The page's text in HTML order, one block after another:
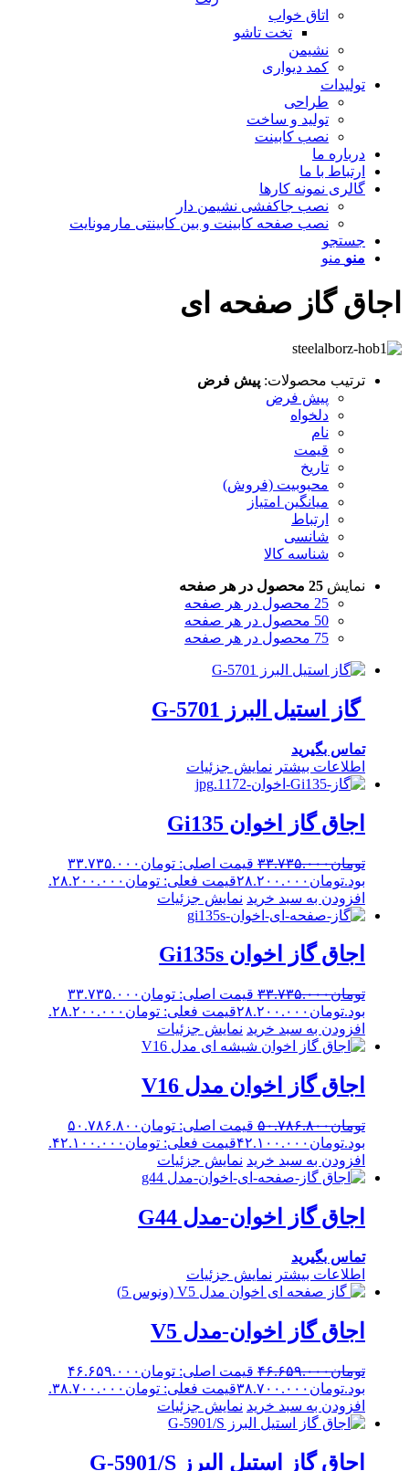
اتاق خواب
تخت تاشو
نشیمن
کمد دیواری
تولیدات
طراحی
تولید و ساخت
نصب کابینت
درباره ما
ارتباط با ما
گالری نمونه کارها
نصب جاکفشی نشیمن دار
نصب صفحه کابینت و بین کابینتی مارمونایت
جستجو
منو
منو
گاز صفحه ای
ترتیب محصولات:پیش فرض
پیش فرض
دلخواه
نام
قیمت
تاریخ
محبوبیت (فروش)
میانگین امتیاز
ارتباط
شانسی
شناسه کالا
نمایش25 محصول در هر صفحه
25 محصول در هر صفحه
50 محصول در هر صفحه
75 محصول در هر صفحه
گاز استیل البرز G-5701
تماس بگیرید
اطلاعات بیشتر نمایش جزئیات
اجاق گاز اخوان Gi135
تومان۳۳.۷۳۵.۰۰۰
قیمت اصلی: تومان۳۳.۷۳۵.۰۰۰
تومان۲۸.۲۰۰.۰۰۰ قیمت فعلی: تومان۲۸.۲۰۰.۰۰۰.
افزودن به سبد خرید نمایش جزئیات
اجاق گاز اخوان Gi135s
تومان۳۳.۷۳۵.۰۰۰
قیمت اصلی: تومان۳۳.۷۳۵.۰۰۰
تومان۲۸.۲۰۰.۰۰۰ قیمت فعلی: تومان۲۸.۲۰۰.۰۰۰.
افزودن به سبد خرید نمایش جزئیات
اجاق گاز اخوان مدل V16
تومان۵۰.۷۸۶.۸۰۰
قیمت اصلی: تومان۵۰.۷۸۶.۸۰۰
تومان۴۲.۱۰۰.۰۰۰ قیمت فعلی: تومان۴۲.۱۰۰.۰۰۰.
افزودن به سبد خرید نمایش جزئیات
اجاق گاز اخوان-مدل G44
تماس بگیرید
اطلاعات بیشتر نمایش جزئیات
اجاق گاز اخوان-مدل V5
تومان۴۶.۶۵۹.۰۰۰
قیمت اصلی: تومان۴۶.۶۵۹.۰۰۰
تومان۳۸.۷۰۰.۰۰۰ قیمت فعلی: تومان۳۸.۷۰۰.۰۰۰.
افزودن به سبد خرید نمایش جزئیات
اجاق گاز استیل البرز G-5901/S